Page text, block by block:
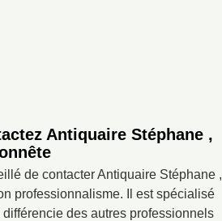
Antiquaire Stéphane ,
de contacter Antiquaire Stéphane ,
professionnalisme. Il est spécialisé
des autres professionnels